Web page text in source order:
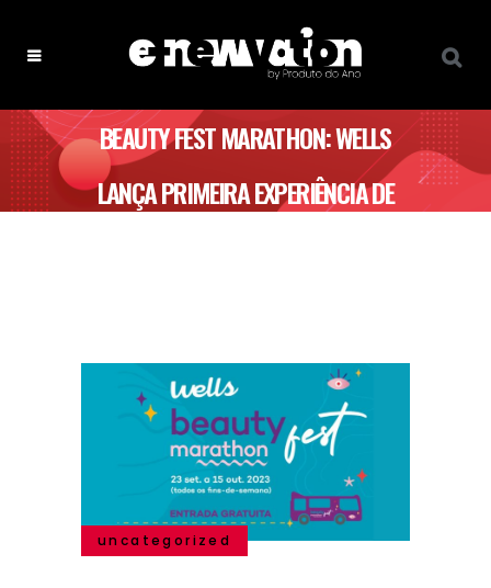
BEAUTY FEST MARATHON: WELLS
LANÇA PRIMEIRA EXPERIÊNCIA DE
uncategorized